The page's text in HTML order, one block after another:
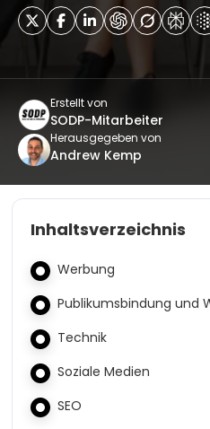
Erstellt von
SODP-Mitarbeiter
Herausgegeben von
Andrew Kemp
Inhaltsverzeichnis
Werbung
Publikumsbindung und
Technik
Soziale Medien
SEO